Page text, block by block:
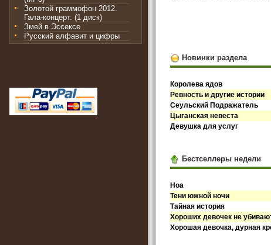
Золотой граммофон 2012.
Гала-концерт. (1 диск)
Змей в Эссексе
Русский алфавит и цифры
Новинки раздела
Королева ядов
Ревность и другие истории
Сеульский Подражатель
Цыганская невеста
Девушка для услуг
Бестселлеры недели
Ноа
Тени южной ночи
Тайная история
Хороших девочек не
Хорошая девочка, дурная